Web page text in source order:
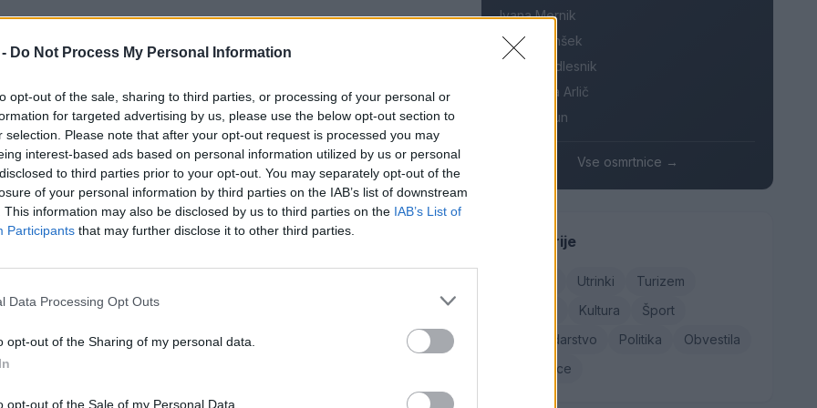
Do Not Process My Personal Information
opt-out of the sale, sharing to third parties, or processing of your personal or
for targeted advertising by us, please use the below opt-out section to
selection. Please note that after your opt-out request is processed you may
interest-based ads based on personal information utilized by us or personal
to third parties prior to your opt-out. You may separately opt-out of the
of your personal information by third parties on the IAB’s list of downstream
This information may also be disclosed by us to third parties on the IAB’s List of
Participants that may further disclose it to other third parties.
Data Processing Opt Outs
opt-out of the Sharing of my personal data.
opt-out of the Sale of my Personal Data.
Kuštrin, dr. med., se je z 12. decembrom
2025, se bo način dela v ginekološkem dispanzerju
bo v tem času nemoteno, zagotovljeno s pomočjo
po telefonu (03-899-54-65), preko e-pošte:
pošti.
Ivana Mernik
Franc Penšek
Maksi Podlesnik
Stanislava Arlič
Elica Vačun
Vse osmrtnice →
Kategorije
Utrinki
Turizem
Kultura
Šport
Gospodarstvo
Politika
Obvestila
Osmrtnice